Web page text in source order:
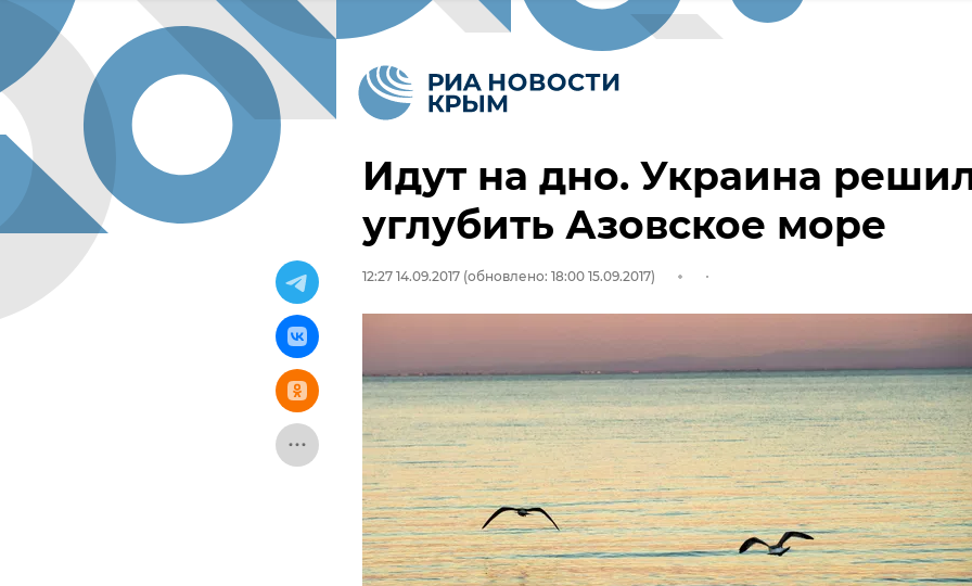
Идут на дно. Украина
углубить Азовское море
12:27 14.09.2017 (обновлено: 18:00 15.09.2017)